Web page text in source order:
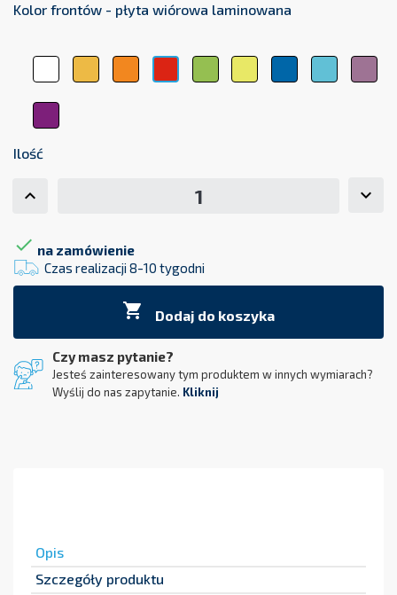
Kolor frontów - płyta wiórowa laminowana
Biały Żółty PomarańczowyZielonyLimonkaGranatowyNiebieski
Fioletowy
Ilość
 na zamówienie
Czas realizacji 8-10 tygodni
 Dodaj do koszyka
Czy masz pytanie?
Jesteś zainteresowany tym produktem w innych wymiarach?
Wyślij do nas zapytanie. Kliknij
Opis
Szczegóły produktu